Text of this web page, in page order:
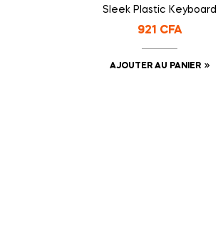
Sleek Plastic Keyboard
921 CFA
AJOUTER AU PANIER